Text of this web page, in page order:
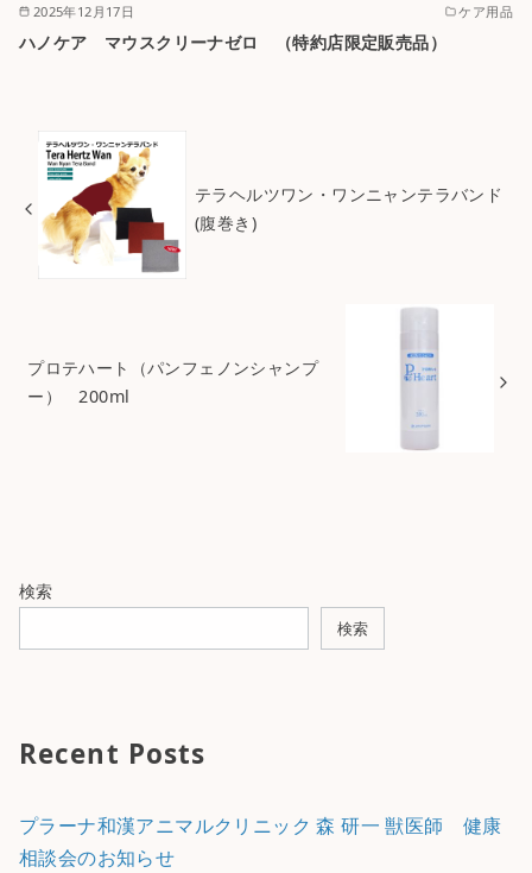
2025年12月17日 ケア用品
ハノケア マウスクリーナゼロ （特約店限定販売品）
テラヘルツワン・ワンニャンテラバンド
(腹巻き)
プロテハート（パンフェノンシャンプ
ー） 200ml
検索
検索
Recent Posts
プラーナ和漢アニマルクリニック 森 研一 獣医師 健康
相談会のお知らせ